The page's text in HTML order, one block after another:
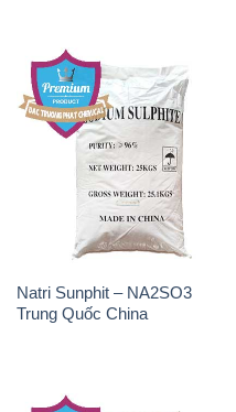
Natri Sunphit – NA2SO3
Trung Quốc China